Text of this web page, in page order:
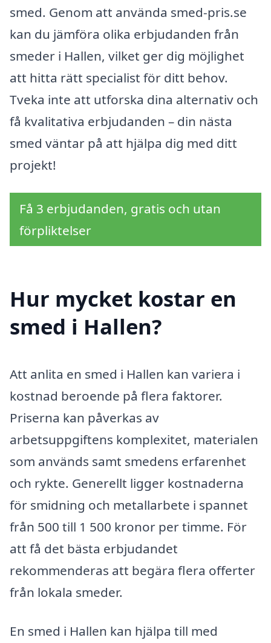
smed. Genom att använda smed-pris.se
kan du jämföra olika erbjudanden från
smeder i Hallen, vilket ger dig möjlighet
att hitta rätt specialist för ditt behov.
Tveka inte att utforska dina alternativ och
få kvalitativa erbjudanden – din nästa
smed väntar på att hjälpa dig med ditt
projekt!
Få 3 erbjudanden, gratis och utan
förpliktelser
Hur mycket kostar en
smed i Hallen?
Att anlita en smed i Hallen kan variera i
kostnad beroende på flera faktorer.
Priserna kan påverkas av
arbetsuppgiftens komplexitet, materialen
som används samt smedens erfarenhet
och rykte. Generellt ligger kostnaderna
för smidning och metallarbete i spannet
från 500 till 1 500 kronor per timme. För
att få det bästa erbjudandet
rekommenderas att begära flera offerter
från lokala smeder.
En smed i Hallen kan hjälpa till med